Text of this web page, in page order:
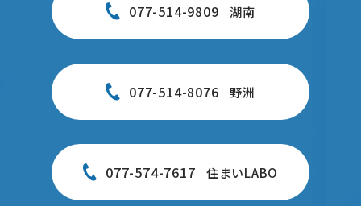
077-514-9809 湖南
077-514-8076 野洲
077-574-7617 住まいLABO